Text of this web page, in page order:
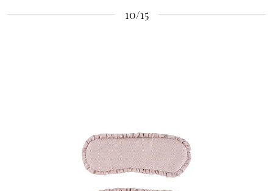
10/15